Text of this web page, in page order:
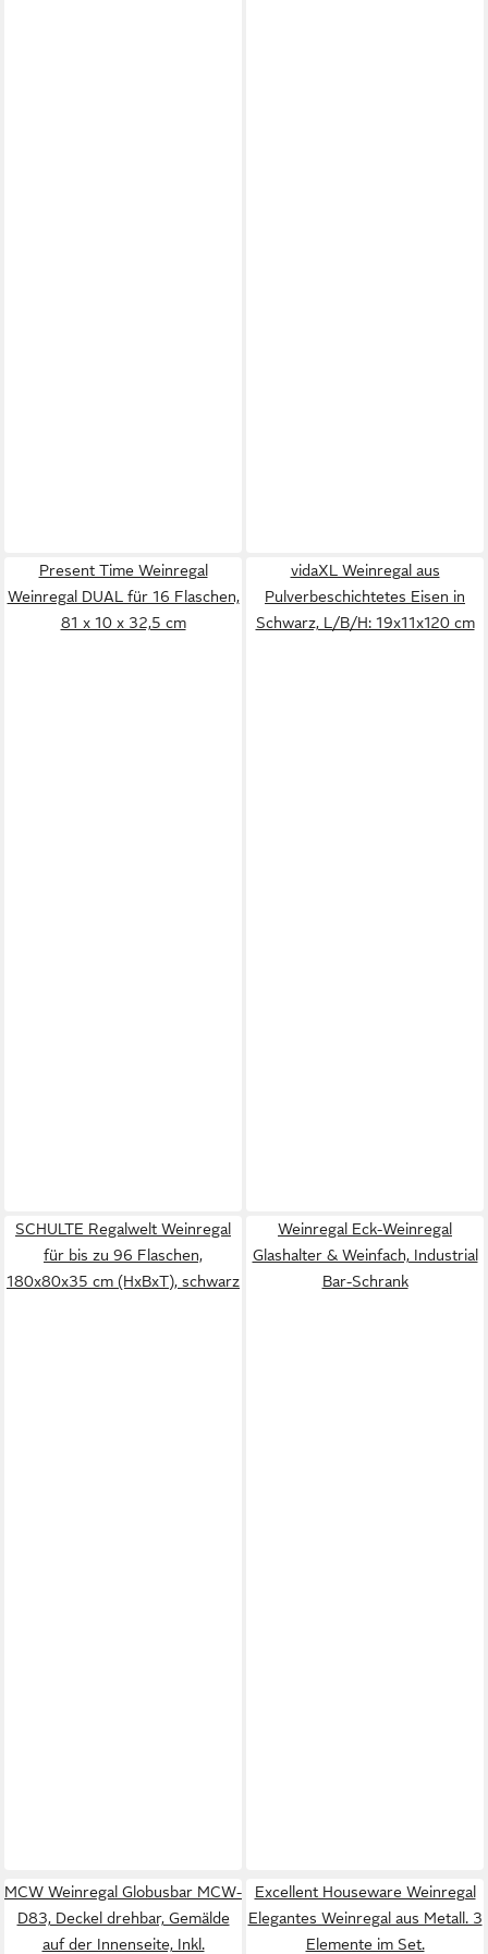
Present Time Weinregal
Weinregal DUAL für 16 Flaschen,
81 x 10 x 32,5 cm
vidaXL Weinregal aus
Pulverbeschichtetes Eisen in
Schwarz, L/B/H: 19x11x120 cm
SCHULTE Regalwelt Weinregal
für bis zu 96 Flaschen,
180x80x35 cm (HxBxT), schwarz
Weinregal Eck-Weinregal
Glashalter & Weinfach, Industrial
Bar-Schrank
MCW Weinregal Globusbar MCW-
D83, Deckel drehbar, Gemälde
auf der Innenseite, Inkl.
Excellent Houseware Weinregal
Elegantes Weinregal aus Metall. 3
Elemente im Set.